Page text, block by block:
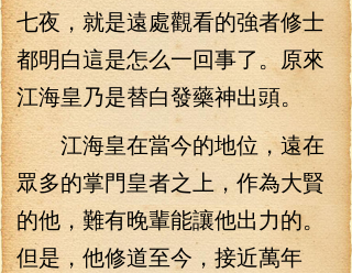
七夜，就是遠處觀看的強者修士
都明白這是怎么一回事了。原來
江海皇乃是替白發藥神出頭。
江海皇在當今的地位，遠在
眾多的掌門皇者之上，作為大賢
的他，難有晚輩能讓他出力的。
但是，他修道至今，接近萬年